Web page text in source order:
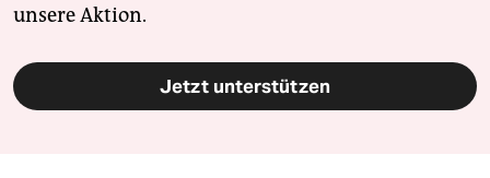
unsere Aktion.
Jetzt unterstützen